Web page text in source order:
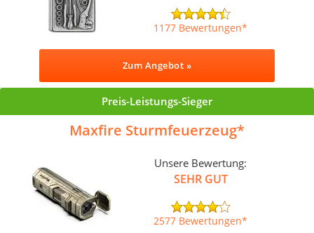
1177 Bewertungen
Zum Angebot »
Preis-Leistungs-Sieger
Maxfire Sturmfeuerzeug
Unsere Bewertung:
SEHR GUT
2577 Bewertungen